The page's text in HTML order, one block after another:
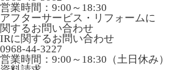
営業時間：9:00～18:30
アフターサービス・リフォームに
関するお問い合わせ
IRに関するお問い合わせ
0968-44-3227
営業時間：9:00～18:30（土日休み）